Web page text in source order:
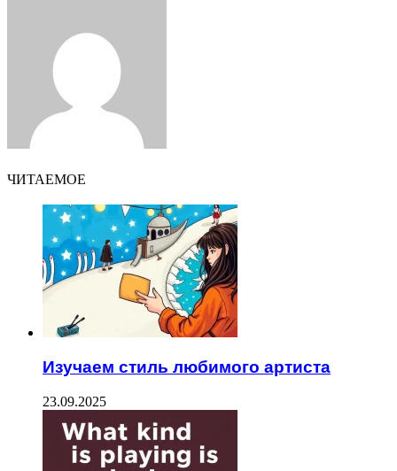
ЧИТАЕМОЕ
Изучаем стиль любимого артиста
23.09.2025